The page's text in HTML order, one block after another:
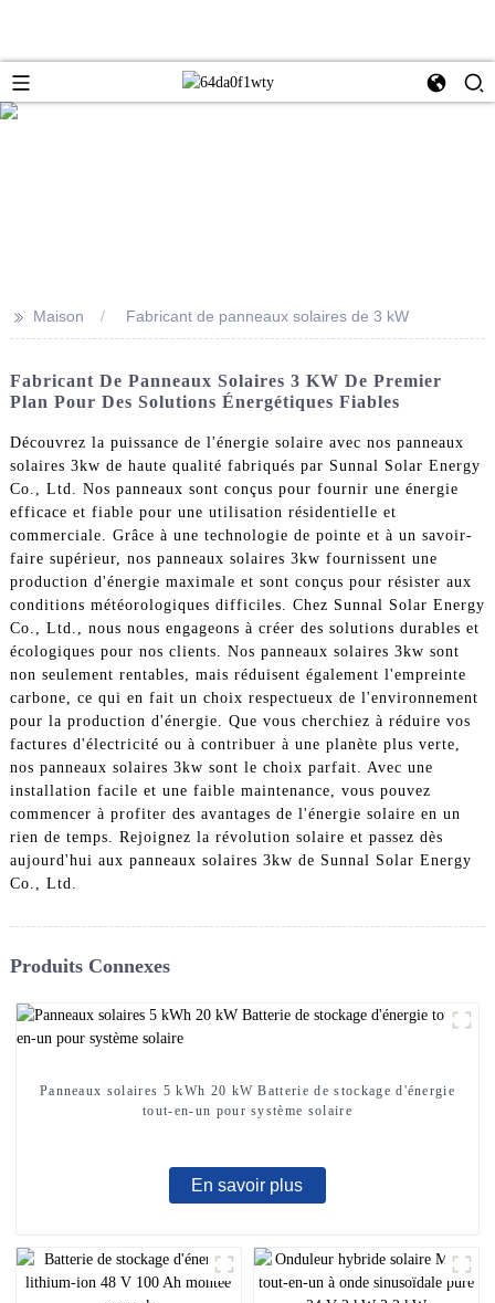
>> Maison Fabricant de panneaux solaires de 3 kW
Fabricant De Panneaux Solaires 3 KW De Premier
Plan Pour Des Solutions Énergétiques Fiables
Découvrez la puissance de l'énergie solaire avec nos panneaux
solaires 3kw de haute qualité fabriqués par Sunnal Solar Energy
Co., Ltd. Nos panneaux sont conçus pour fournir une énergie
efficace et fiable pour une utilisation résidentielle et
commerciale. Grâce à une technologie de pointe et à un savoir-
faire supérieur, nos panneaux solaires 3kw fournissent une
production d'énergie maximale et sont conçus pour résister aux
conditions météorologiques difficiles. Chez Sunnal Solar Energy
Co., Ltd., nous nous engageons à créer des solutions durables et
écologiques pour nos clients. Nos panneaux solaires 3kw sont
non seulement rentables, mais réduisent également l'empreinte
carbone, ce qui en fait un choix respectueux de l'environnement
pour la production d'énergie. Que vous cherchiez à réduire vos
factures d'électricité ou à contribuer à une planète plus verte,
nos panneaux solaires 3kw sont le choix parfait. Avec une
installation facile et une faible maintenance, vous pouvez
commencer à profiter des avantages de l'énergie solaire en un
rien de temps. Rejoignez la révolution solaire et passez dès
aujourd'hui aux panneaux solaires 3kw de Sunnal Solar Energy
Co., Ltd.
Produits Connexes
Panneaux solaires 5 kWh 20 kW Batterie de stockage d'énergie
tout-en-un pour système solaire
En savoir plus